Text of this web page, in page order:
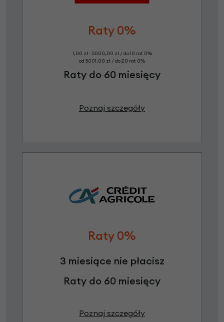
Raty 0%
1,00 zł - 5000,00 zł / do 10 rat 0%
od 5001,00 zł / do 20 rat 0%
Raty do 60 miesięcy
Poznaj szczegóły
Raty 0%
3 miesiące nie płacisz
Raty do 60 miesięcy
Poznaj szczegóły